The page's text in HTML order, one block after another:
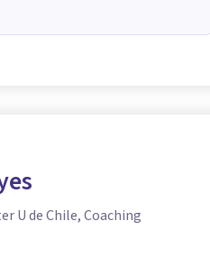
U de Chile, Coaching